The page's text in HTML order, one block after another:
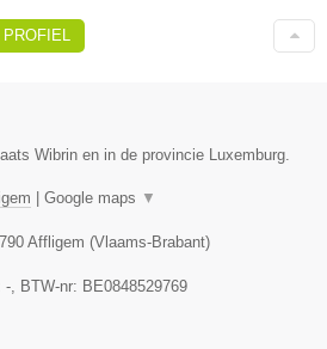
Wibrin en in de provincie Luxemburg.
Google maps ▼
Affligem (Vlaams-Brabant)
- , BTW-nr: BE0848529769